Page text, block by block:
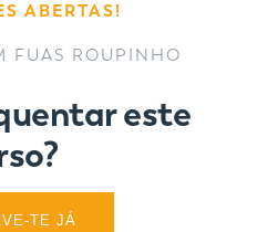
ABERTAS!
FUAS ROUPINHO
este
TE JÁ